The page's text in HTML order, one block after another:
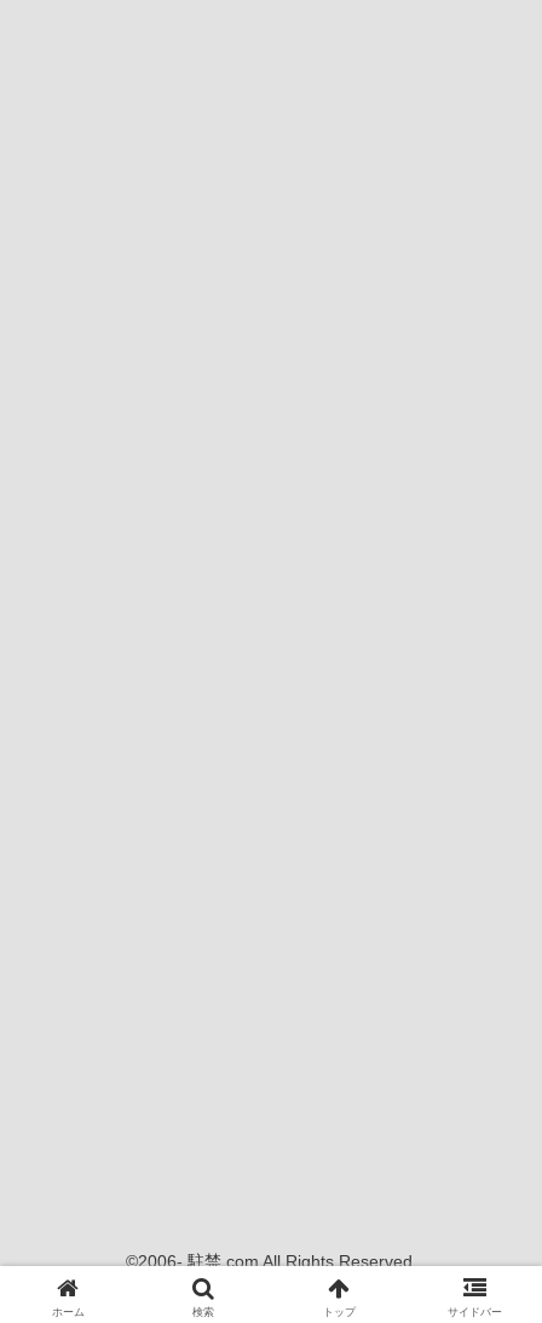
©2006- 駐禁.com All Rights Reserved.
当サイトの内容、画像等の無断転載・使用を禁じます
ホーム 検索 トップ サイドバー